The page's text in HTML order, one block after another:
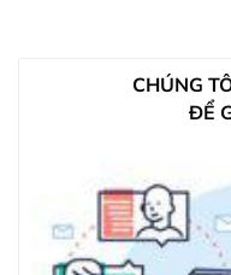
CHÚNG
ĐỂ